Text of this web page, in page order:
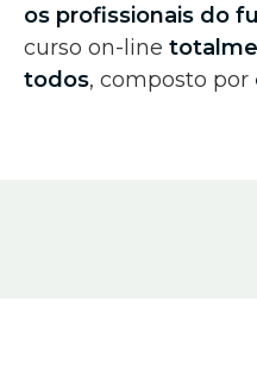
os profissionais do
curso on-line
todos, composto por